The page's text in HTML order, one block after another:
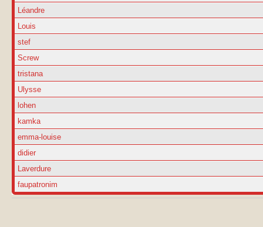
Léandre
Louis
stef
Screw
tristana
Ulysse
lohen
kamka
emma-louise
didier
Laverdure
faupatronim